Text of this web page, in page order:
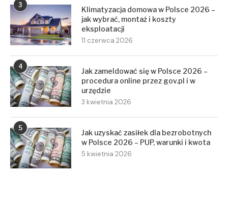
3
Klimatyzacja domowa w Polsce 2026 –
jak wybrać, montaż i koszty
eksploatacji
11 czerwca 2026
4
Jak zameldować się w Polsce 2026 –
procedura online przez gov.pl i w
urzędzie
3 kwietnia 2026
5
Jak uzyskać zasiłek dla bezrobotnych
w Polsce 2026 – PUP, warunki i kwota
5 kwietnia 2026